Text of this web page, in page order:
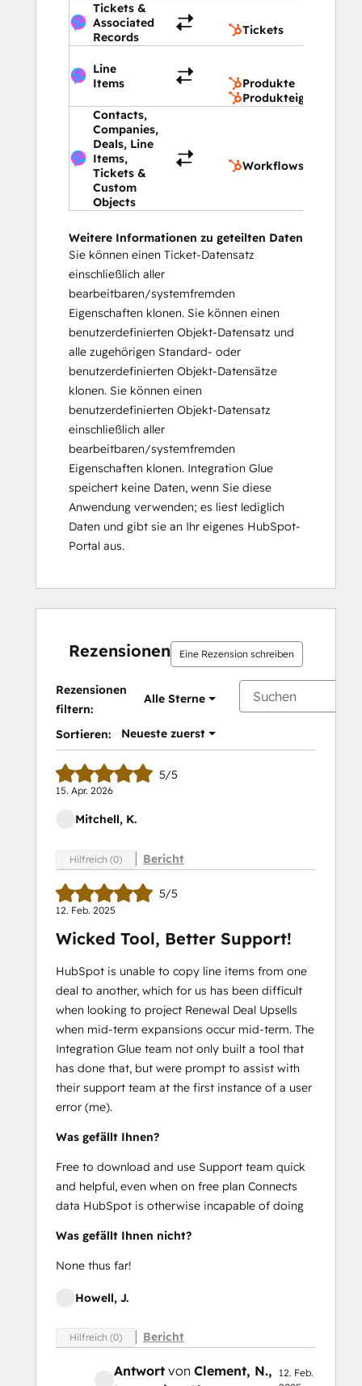
Tickets &
Associated
Records
Tickets
Line
Items
Produkte
Contacts,
Companies,
Deals, Line
Items,
Tickets &
Custom
Objects
Workflows
Weitere Informationen zu geteilten Daten
Sie können einen Ticket-Datensatz
einschließlich aller
bearbeitbaren/systemfremden
Eigenschaften klonen. Sie können einen
benutzerdefinierten Objekt-Datensatz und
alle zugehörigen Standard- oder
benutzerdefinierten Objekt-Datensätze
klonen. Sie können einen
benutzerdefinierten Objekt-Datensatz
einschließlich aller
bearbeitbaren/systemfremden
Eigenschaften klonen. Integration Glue
speichert keine Daten, wenn Sie diese
Anwendung verwenden; es liest lediglich
Daten und gibt sie an Ihr eigenes HubSpot-
Portal aus.
Rezensionen Eine Rezension schreiben
Rezensionen
filtern:
Alle Sterne
Sortieren: Neueste zuerst
5/5
15. Apr. 2026
Mitchell, K.
Hilfreich (0) Bericht
5/5
12. Feb. 2025
Wicked Tool, Better Support!
HubSpot is unable to copy line items from one
deal to another, which for us has been difficult
when looking to project Renewal Deal Upsells
when mid-term expansions occur mid-term. The
Integration Glue team not only built a tool that
has done that, but were prompt to assist with
their support team at the first instance of a user
error (me).
Was gefällt Ihnen?
Free to download and use Support team quick
and helpful, even when on free plan Connects
data HubSpot is otherwise incapable of doing
Was gefällt Ihnen nicht?
None thus far!
Howell, J.
Hilfreich (0) Bericht
Antwort von Clement, N.,
12. Feb.